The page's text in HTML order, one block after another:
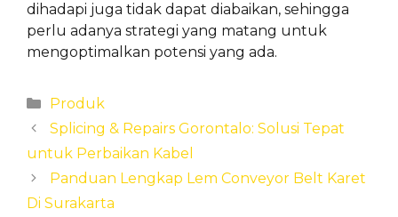
dihadapi juga tidak dapat diabaikan, sehingga
perlu adanya strategi yang matang untuk
mengoptimalkan potensi yang ada.
Categories
Produk
Splicing & Repairs Gorontalo: Solusi Tepat
untuk Perbaikan Kabel
Panduan Lengkap Lem Conveyor Belt Karet
Di Surakarta